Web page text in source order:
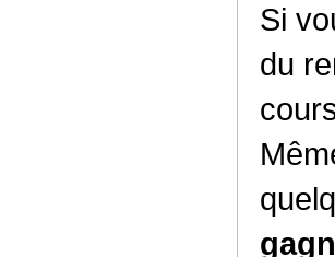
Si
du